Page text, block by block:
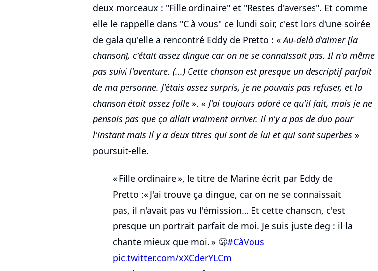
deux morceaux : "Fille ordinaire" et "Restes d'averses". Et comme
elle le rappelle dans "C à vous" ce lundi soir, c'est lors d'une soirée
de gala qu'elle a rencontré Eddy de Pretto : «Au-delà d'aimer [la
chanson], c'était assez dingue car on ne se connaissait pas. Il n'a même
pas suivi l'aventure. (...) Cette chanson est presque un descriptif parfait
de ma personne. J'étais assez surpris, je ne pouvais pas refuser, et la
chanson était assez folle ». « J'ai toujours adoré ce qu'il fait, mais je ne
pensais pas que ça allait vraiment arriver. Il n'y a pas de duo pour
l'instant mais il y a deux titres qui sont de lui et qui sont superbes »
poursuit-elle.
« Fille ordinaire », le titre de Marine écrit par Eddy de
Pretto :« J'ai trouvé ça dingue, car on ne se connaissait
pas, il n'avait pas vu l'émission… Et cette chanson, c'est
presque un portrait parfait de moi. Je suis juste deg : il la
chante mieux que moi. » 🫢#CàVous
pic.twitter.com/xXCderYLCm